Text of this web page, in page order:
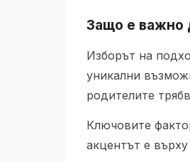
Защо е важно
Изборът на
уникални
родителите
Ключовите
акцентът е